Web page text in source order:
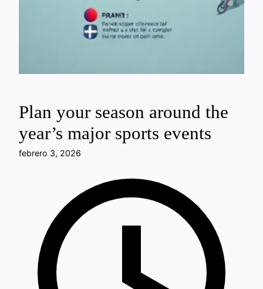
Plan your season around the
year’s major sports events
febrero 3, 2026